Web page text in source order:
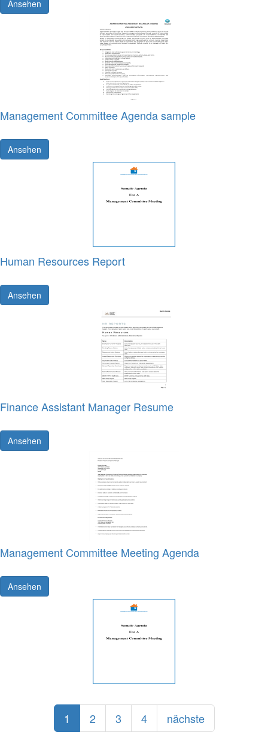
Ansehen
Management Committee Agenda sample
Ansehen
Human Resources Report
Ansehen
Finance Assistant Manager Resume
Ansehen
Management Committee Meeting Agenda
Ansehen
1 2 3 4 nächste